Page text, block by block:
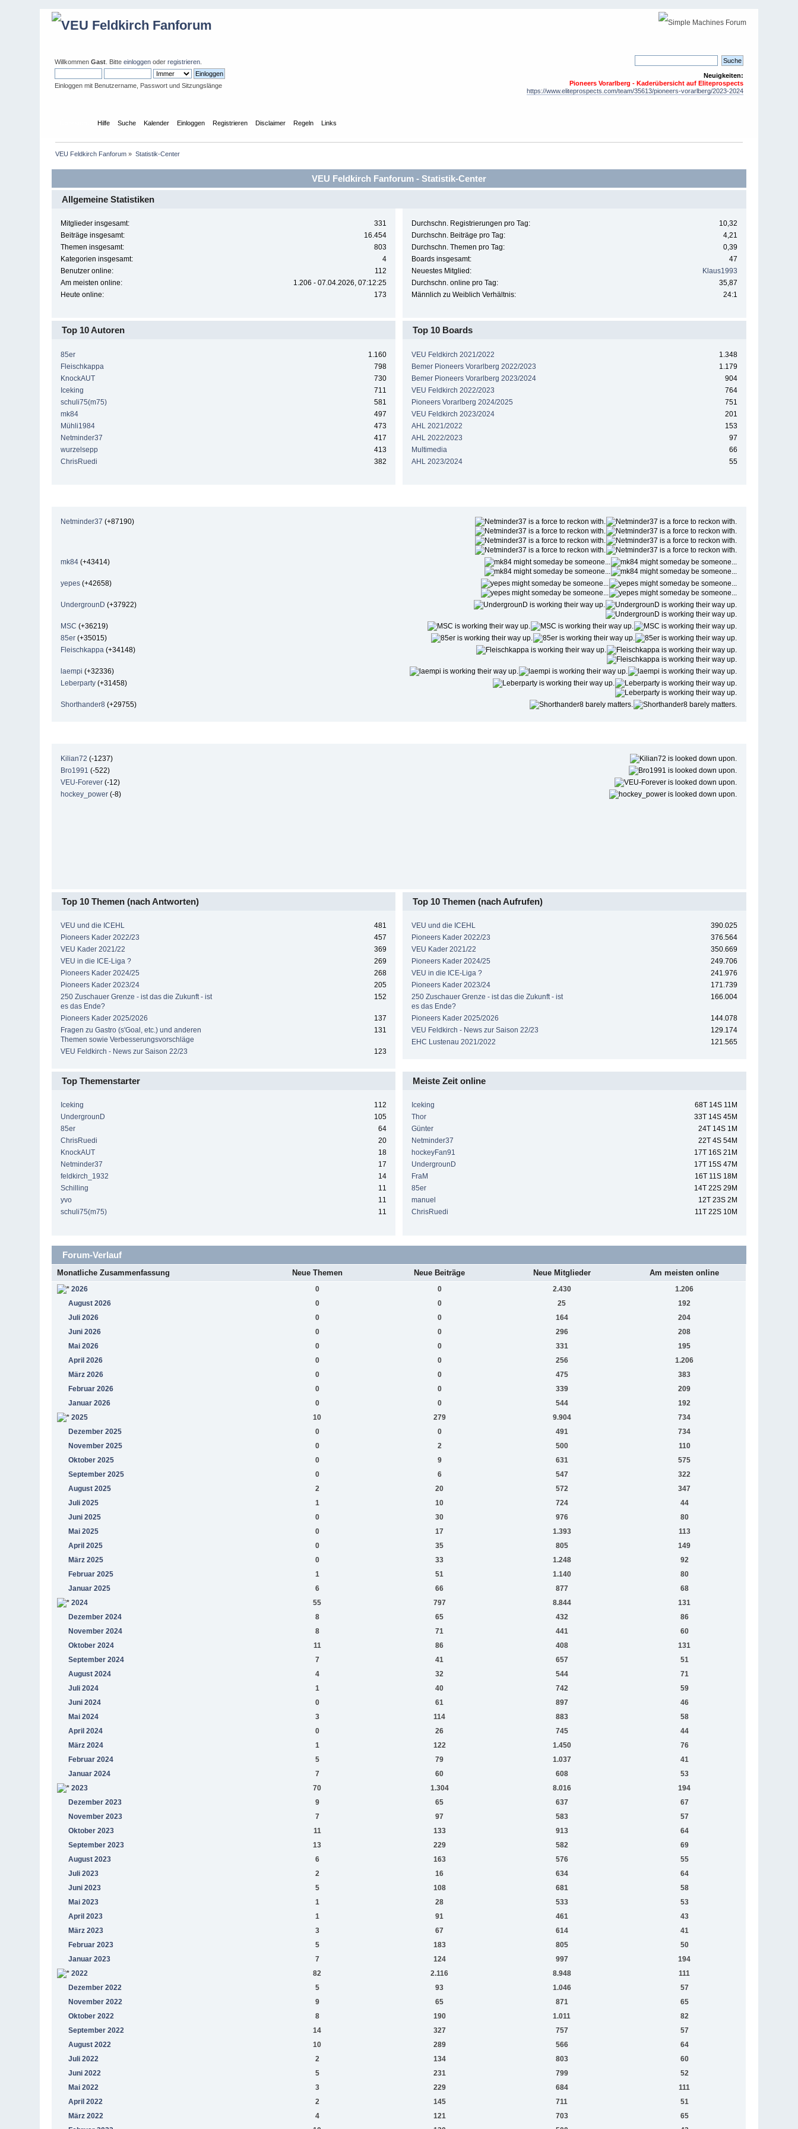
WillkommenGast . Bitteeinloggen oderregistrieren
Einloggen mit Benutzername, Passwort und Sitzungslänge
Neuigkeiten:
Pioneers Vorarlberg - Kaderübersicht auf Eliteprospects
https://www.eliteprospects.com/team/35613/pioneers-vorarlberg/2023-2024
Hilfe Suche Kalender Einloggen Registrieren Disclaimer Regeln Links
VEU Feldkirch Fanforum » Statistik-Center
VEU Feldkirch Fanforum - Statistik-Center
Allgemeine Statistiken
Mitglieder insgesamt:
331
Beiträge insgesamt:
16.454
Themen insgesamt:
803
Kategorien insgesamt:
4
Benutzer online:
112
Am meisten online:
1.206 - 07.04.2026, 07:12:25
Heute online:
173
Durchschn. Registrierungen pro Tag:
10,32
Durchschn. Beiträge pro Tag:
4,21
Durchschn. Themen pro Tag:
0,39
Boards insgesamt:
47
Neuestes Mitglied:
Klaus1993
Durchschn. online pro Tag:
35,87
Männlich zu Weiblich Verhältnis:
24:1
Top 10 Autoren
85er
1.160
Fleischkappa
798
KnockAUT
730
Iceking
711
schuli75(m75)
581
mk84
497
Mühli1984
473
Netminder37
417
wurzelsepp
413
ChrisRuedi
382
Top 10 Boards
VEU Feldkirch 2021/2022
1.348
Bemer Pioneers Vorarlberg 2022/2023
1.179
Bemer Pioneers Vorarlberg 2023/2024
904
VEU Feldkirch 2022/2023
764
Pioneers Vorarlberg 2024/2025
751
VEU Feldkirch 2023/2024
201
AHL 2021/2022
153
AHL 2022/2023
97
Multimedia
66
AHL 2023/2024
55
Netminder37 (+87190)
mk84 (+43414)
yepes (+42658)
UndergrounD (+37922)
MSC (+36219)
85er (+35015)
Fleischkappa (+34148)
laempi (+32336)
Leberparty (+31458)
Shorthander8 (+29755)
Kilian72 (-1237)
Bro1991 (-522)
VEU-Forever (-12)
hockey_power (-8)
Top 10 Themen (nach Antworten)
VEU und die ICEHL
481
Pioneers Kader 2022/23
457
VEU Kader 2021/22
369
VEU in die ICE-Liga ?
269
Pioneers Kader 2024/25
268
Pioneers Kader 2023/24
205
250 Zuschauer Grenze - ist das die Zukunft - ist
es das Ende?
152
Pioneers Kader 2025/2026
137
Fragen zu Gastro (s'Goal, etc.) und anderen
Themen sowie Verbesserungsvorschläge
131
VEU Feldkirch - News zur Saison 22/23 123
Top 10 Themen (nach Aufrufen)
VEU und die ICEHL
390.025
Pioneers Kader 2022/23
376.564
VEU Kader 2021/22
350.669
Pioneers Kader 2024/25
249.706
VEU in die ICE-Liga ?
241.976
Pioneers Kader 2023/24
171.739
250 Zuschauer Grenze - ist das die Zukunft - ist
es das Ende?
166.004
Pioneers Kader 2025/2026
144.078
VEU Feldkirch - News zur Saison 22/23
129.174
EHC Lustenau 2021/2022
121.565
Top Themenstarter
Iceking
112
UndergrounD
105
85er
64
ChrisRuedi
20
KnockAUT
18
Netminder37
17
feldkirch_1932
14
Schilling
11
yvo
11
schuli75(m75)
11
Meiste Zeit online
Iceking
68T 14S 11M
Thor
33T 14S 45M
Günter
24T 14S 1M
Netminder37
22T 4S 54M
hockeyFan91
17T 16S 21M
UndergrounD
17T 15S 47M
FraM
16T 11S 18M
85er
14T 22S 29M
manuel
12T 23S 2M
ChrisRuedi
11T 22S 10M
Forum-Verlauf
Monatliche Zusammenfassung Neue Themen Neue Beiträge Neue Mitglieder Am meisten online
2026 0 0 2.430
1.206
August 2026
0 0 25
192
Juli 2026
0 0 164
204
Juni 2026
0 0 296
208
Mai 2026
0 0 331
195
April 2026
0 0 256
1.206
März 2026
0 0 475
383
Februar 2026
0 0 339
209
Januar 2026
0 0 544
192
2025
10 279 9.904
734
Dezember 2025
0 0 491
734
November 2025
0 2 500
110
Oktober 2025
0 9 631
575
September 2025
0 6 547
322
August 2025
2 20 572
347
Juli 2025
1 10 724
44
Juni 2025
0 30 976
80
Mai 2025
0 17 1.393
113
April 2025
0 35 805
149
März 2025
0 33 1.248
92
Februar 2025
1 51 1.140
80
Januar 2025
6 66 877
68
2024
55 797 8.844
131
Dezember 2024
8 65 432
86
November 2024
8 71 441
60
Oktober 2024
11 86 408
131
September 2024
7 41 657
51
August 2024
4 32 544
71
Juli 2024
1 40 742
59
Juni 2024
0 61 897
46
Mai 2024
3 114 883
58
April 2024
0 26 745
44
März 2024
1 122 1.450
76
Februar 2024
5 79 1.037
41
Januar 2024
7 60 608
53
2023
70 1.304 8.016
194
Dezember 2023
9 65 637
67
November 2023
7 97 583
57
Oktober 2023
11 133 913
64
September 2023
13 229 582
69
August 2023
6 163 576
55
Juli 2023
2 16 634
64
Juni 2023
5 108 681
58
Mai 2023
1 28 533
53
April 2023
1 91 461
43
März 2023
3 67 614
41
Februar 2023
5 183 805
50
Januar 2023
7 124 997
194
2022
82 2.116 8.948
111
Dezember 2022
5 93 1.046
57
November 2022
9 65 871
65
Oktober 2022
8 190 1.011
82
September 2022
14 327 757
57
August 2022
10 289 566
64
Juli 2022
2 134 803
60
Juni 2022
5 231 799
52
Mai 2022
3 229 684
111
April 2022
2 145 711
51
März 2022
4 121 703
65